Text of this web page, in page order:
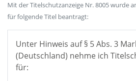
Mit der Titelschutzanzeige Nr. 8005 wurde
für folgende Titel beantragt:
Unter Hinweis auf § 5 Abs. 3
(Deutschland) nehme ich
für: